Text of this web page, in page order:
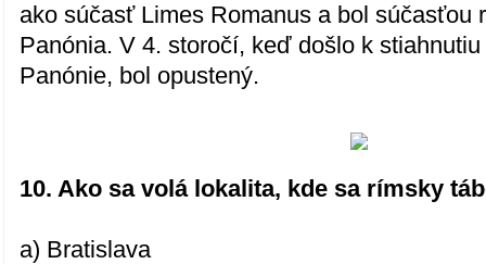
ako súčasť Limes Romanus a bol súčasťou
Panónia. V 4. storočí, keď došlo k
Panónie, bol opustený.
10. Ako sa volá lokalita, kde sa rímsky
a) Bratislava